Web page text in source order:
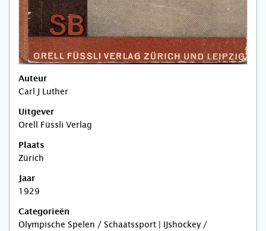
Auteur
Carl J Luther
Uitgever
Orell Füssli Verlag
Plaats
Zürich
Jaar
1929
Categorieën
Olympische Spelen / Schaatssport | IJshockey /